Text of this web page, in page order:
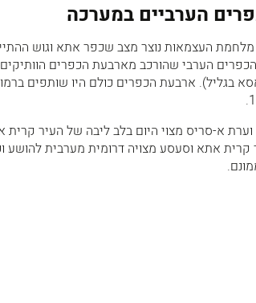
הערביים במערכה
העצמאות נוצר מצב שכפר אתא וגוש
הערבי שהורכב מארבעת הכפרים
בגליל). ארבעת הכפרים כולם היו שותפים
וערת א-סריס מצוי היום בלב ליבה של העיר
קרית אתא וסעסע מצויה דרומית מערבית להושע